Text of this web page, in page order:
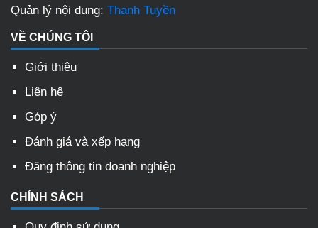
Quản lý nội dung: Thanh Tuyền
VỀ CHÚNG TÔI
Giới thiệu
Liên hệ
Góp ý
Đánh giá và xếp hạng
Đăng thông tin doanh nghiệp
CHÍNH SÁCH